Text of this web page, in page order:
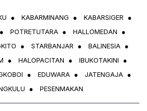
● KABARMINANG ● KABARSIGER ●
● POTRETUTARA ● HALLOMEDAN
●
● STARBANJAR ● BALINESIA ●
● HALOPACITAN ● IBUKOTAKINI
●
● EDUWARA ● JATENGAJA ●
● PESENMAKAN